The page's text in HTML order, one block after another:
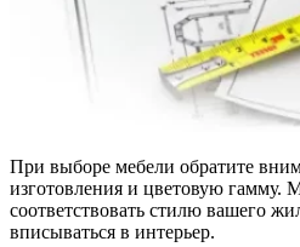
При выборе мебели обратите
изготовления и цветовую гамму.
соответствовать стилю вашего
вписываться в интерьер.